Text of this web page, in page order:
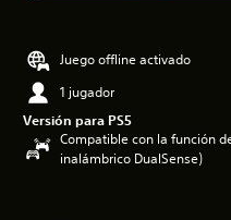
Juego offline activado
1 jugador
Versión para PS5
Compatible con la función
inalámbrico DualSense)